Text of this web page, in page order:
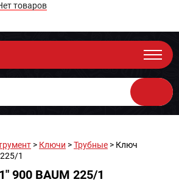
товаров
> Ключи >Трубные > Ключ
1
900 BAUM 225/1